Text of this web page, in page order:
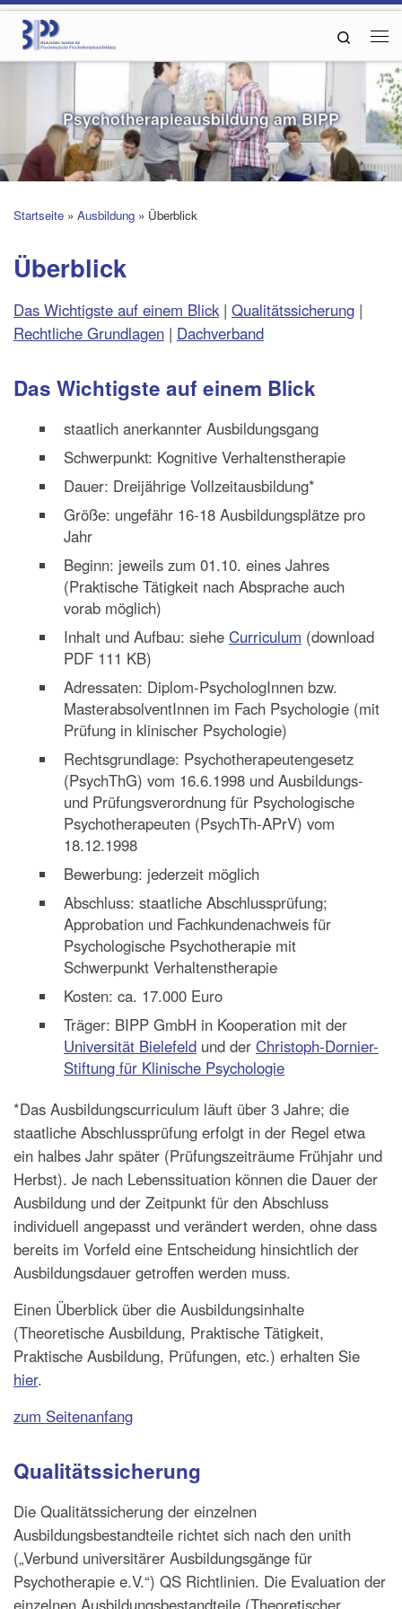
Zum Inhalt springen
Search
Psychotherapieausbildung am BIPP
Startseite » Ausbildung » Überblick
Überblick
Das Wichtigste auf einem Blick| Qualitätssicherung |
Rechtliche Grundlagen | Dachverband
Das Wichtigste auf einem Blick
staatlich anerkannter Ausbildungsgang
Schwerpunkt: Kognitive Verhaltenstherapie
Dauer: Dreijährige Vollzeitausbildung*
Größe: ungefähr 16-18 Ausbildungsplätze pro
Jahr
Beginn: jeweils zum 01.10. eines Jahres
(Praktische Tätigkeit nach Absprache auch
vorab möglich)
Inhalt und Aufbau: siehe Curriculum (download
PDF 111 KB)
Adressaten: Diplom-PsychologInnen bzw.
MasterabsolventInnen im Fach Psychologie (mit
Prüfung in klinischer Psychologie)
Rechtsgrundlage: Psychotherapeutengesetz
(PsychThG) vom 16.6.1998 und Ausbildungs-
und Prüfungsverordnung für Psychologische
Psychotherapeuten (PsychTh-APrV) vom
18.12.1998
Bewerbung: jederzeit möglich
Abschluss: staatliche Abschlussprüfung;
Approbation und Fachkundenachweis für
Psychologische Psychotherapie mit
Schwerpunkt Verhaltenstherapie
Kosten: ca. 17.000 Euro
Träger: BIPP GmbH in Kooperation mit der
Universität Bielefeld und der Christoph-Dornier-
Stiftung für Klinische Psychologie
*Das Ausbildungscurriculum läuft über 3 Jahre; die
staatliche Abschlussprüfung erfolgt in der Regel etwa
ein halbes Jahr später (Prüfungszeiträume Frühjahr und
Herbst). Je nach Lebenssituation können die Dauer der
Ausbildung und der Zeitpunkt für den Abschluss
individuell angepasst und verändert werden, ohne dass
bereits im Vorfeld eine Entscheidung hinsichtlich der
Ausbildungsdauer getroffen werden muss.
Einen Überblick über die Ausbildungsinhalte
(Theoretische Ausbildung, Praktische Tätigkeit,
Praktische Ausbildung, Prüfungen, etc.) erhalten Sie
hier.
zum Seitenanfang
Qualitätssicherung
Die Qualitätssicherung der einzelnen
Ausbildungsbestandteile richtet sich nach den unith
(„Verbund universitärer Ausbildungsgänge für
Psychotherapie e.V.“) QS Richtlinien. Die Evaluation der
einzelnen Ausbildungsbestandteile (Theoretischer